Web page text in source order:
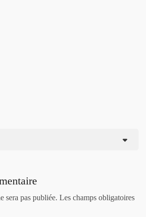
sera pas publiée. Les champs obligatoires